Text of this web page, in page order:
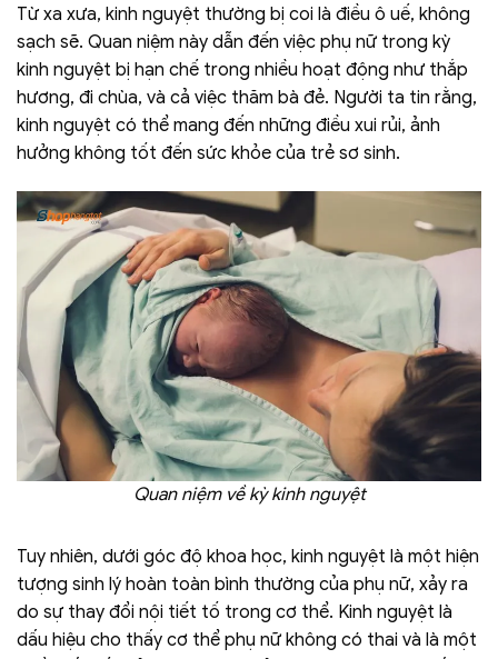
Từ xa xưa, kinh nguyệt thường bị coi là điều ô uế, không
sạch sẽ. Quan niệm này dẫn đến việc phụ nữ trong kỳ
kinh nguyệt bị hạn chế trong nhiều hoạt động như thắp
hương, đi chùa, và cả việc thăm bà đẻ. Người ta tin rằng,
kinh nguyệt có thể mang đến những điều xui rủi, ảnh
hưởng không tốt đến sức khỏe của trẻ sơ sinh.
Quan niệm về kỳ kinh nguyệt
Tuy nhiên, dưới góc độ khoa học, kinh nguyệt là một hiện
tượng sinh lý hoàn toàn bình thường của phụ nữ, xảy ra
do sự thay đổi nội tiết tố trong cơ thể. Kinh nguyệt là
dấu hiệu cho thấy cơ thể phụ nữ không có thai và là một